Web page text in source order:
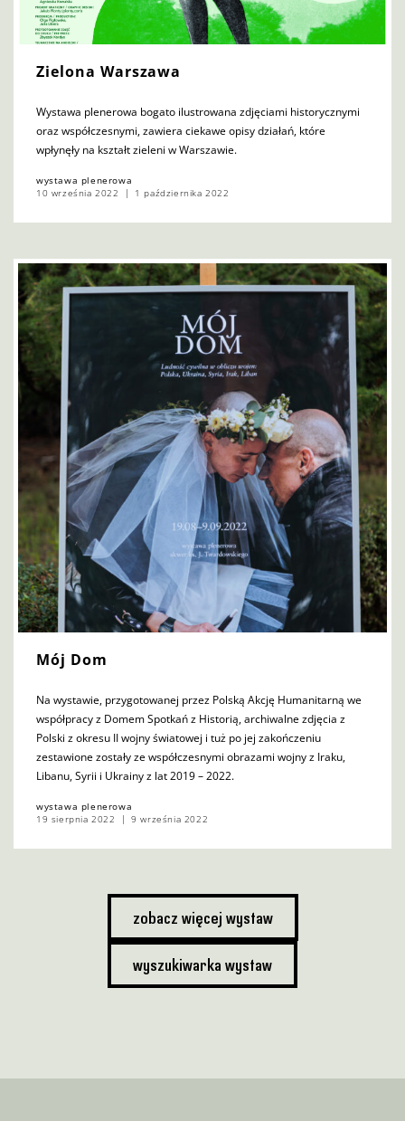
Zielona Warszawa
Wystawa plenerowa bogato ilustrowana zdjęciami historycznymi
oraz współczesnymi, zawiera ciekawe opisy działań, które
wpłynęły na kształt zieleni w Warszawie.
wystawa plenerowa
10 września 2022
1 października 2022
Mój Dom
Na wystawie, przygotowanej przez Polską Akcję Humanitarną we
współpracy z Domem Spotkań z Historią, archiwalne zdjęcia z
Polski z okresu II wojny światowej i tuż po jej zakończeniu
zestawione zostały ze współczesnymi obrazami wojny z Iraku,
Libanu, Syrii i Ukrainy z lat 2019 – 2022.
wystawa plenerowa
19 sierpnia 2022
9 września 2022
zobacz więcej wystaw
wyszukiwarka wystaw